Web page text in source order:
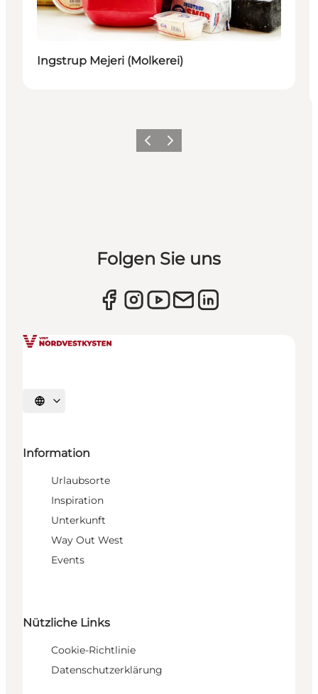
Ingstrup Mejeri (Molkerei)
ZurückWeiter
Folgen Sie uns
Sprache auswählen
Information
Urlaubsorte
Inspiration
Unterkunft
Way Out West
Events
Nützliche Links
Cookie-Richtlinie
Datenschutzerklärung